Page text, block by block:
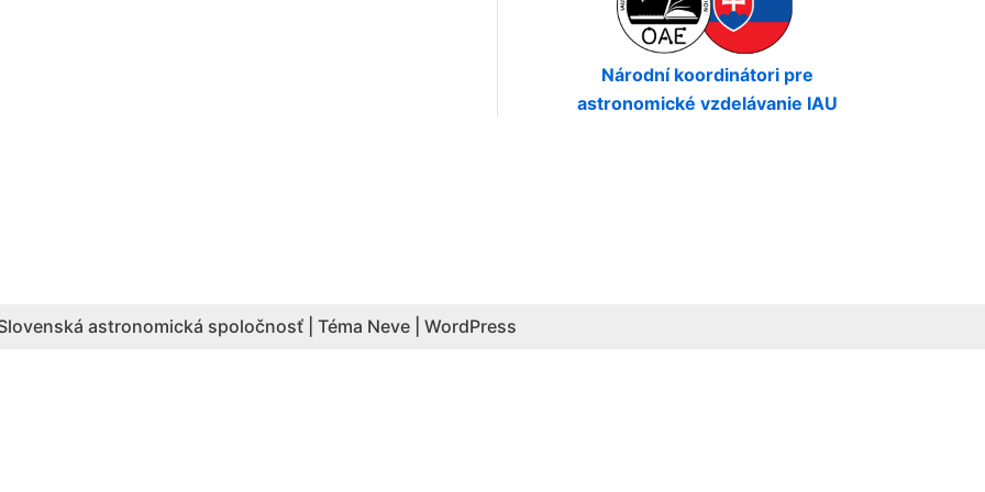
Národní koordinátori pre
astronomické vzdelávanie IAU
astronomická spoločnosť | Téma Neve WordPress